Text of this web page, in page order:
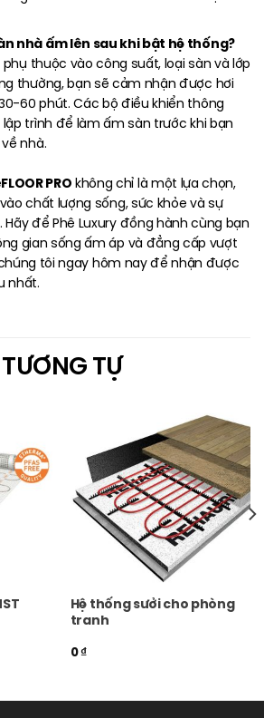
nhà ấm lên sau khi bật hệ thống?
thuộc vào công suất, loại sàn và lớp
thường, bạn sẽ cảm nhận được hơi
60 phút. Các bộ điều khiển thông
trình để làm ấm sàn trước khi bạn
nhà.
PROkhông chỉ là một lựa chọn,
chất lượng sống, sức khỏe và sự
để Phê Luxury đồng hành cùng bạn
gian sống ấm áp và đẳng cấp vượt
tôi ngay hôm nay để nhận được
nhất.
TỰ
Hệ thống sưởi cho phòng
tranh
0₫